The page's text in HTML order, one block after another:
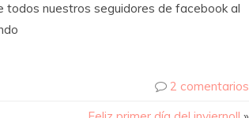
nuestros seguidores de facebook al
2 comentarios